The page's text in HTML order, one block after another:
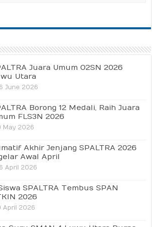
Juara Umum O2SN 2026
Utara
June 2026
Borong 12 Medali, Raih Juara
FLS3N 2026
May 2026
Akhir Jenjang SPALTRA 2026
Awal April
April 2026
SPALTRA Tembus SPAN
2026
April 2026